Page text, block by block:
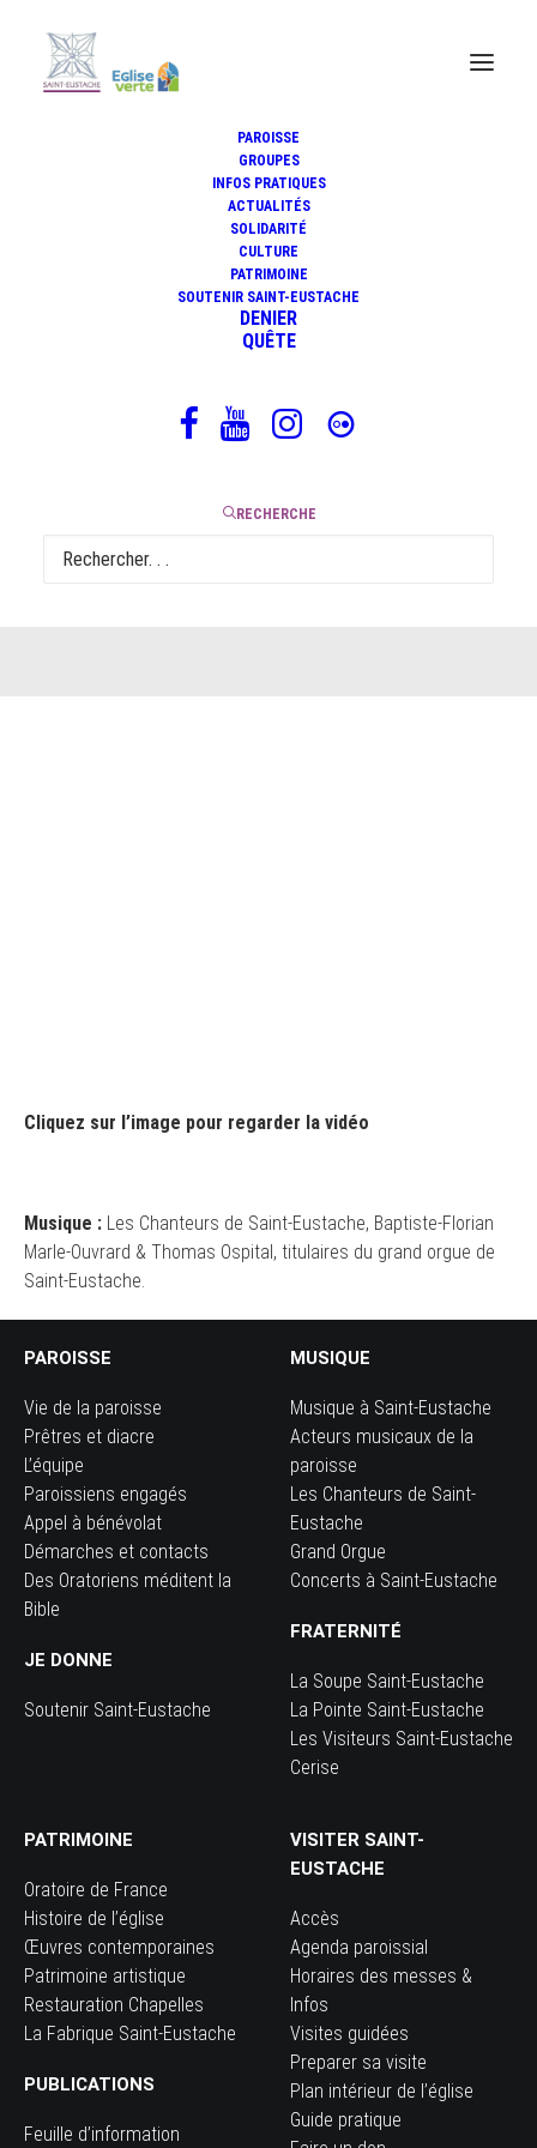
PAROISSE
GROUPES
INFOS PRATIQUES
ACTUALITÉS
SOLIDARITÉ
CULTURE
PATRIMOINE
SOUTENIR SAINT-EUSTACHE
DENIER
QUÊTE
RECHERCHE
drone
Cliquez sur l’image pour regarder la vidéo
Musique : Les Chanteurs de Saint-Eustache, Baptiste-Florian
Marle-Ouvrard & Thomas Ospital, titulaires du grand orgue de
Saint-Eustache.
PAROISSE
Vie de la paroisse
Prêtres et diacre
L’équipe
Paroissiens engagés
Appel à bénévolat
Démarches et contacts
Des Oratoriens méditent la
Bible
JE DONNE
Soutenir Saint-Eustache
MUSIQUE
Musique à Saint-Eustache
Acteurs musicaux de la
paroisse
Les Chanteurs de Saint-
Eustache
Grand Orgue
Concerts à Saint-Eustache
FRATERNITÉ
La Soupe Saint-Eustache
La Pointe Saint-Eustache
Les Visiteurs Saint-Eustache
Cerise
PATRIMOINE
Oratoire de France
Histoire de l’église
Œuvres contemporaines
Patrimoine artistique
Restauration Chapelles
La Fabrique Saint-Eustache
PUBLICATIONS
Feuille d’information
VISITER SAINT-
EUSTACHE
Accès
Agenda paroissial
Horaires des messes &
Infos
Visites guidées
Preparer sa visite
Plan intérieur de l’église
Guide pratique